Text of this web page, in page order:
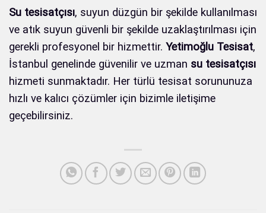
Su tesisatçısı, suyun düzgün bir şekilde kullanılması
ve atık suyun güvenli bir şekilde uzaklaştırılması için
gerekli profesyonel bir hizmettir. Yetimoğlu Tesisat,
İstanbul genelinde güvenilir ve uzman su tesisatçısı
hizmeti sunmaktadır. Her türlü tesisat sorununuza
hızlı ve kalıcı çözümler için bizimle iletişime
geçebilirsiniz.